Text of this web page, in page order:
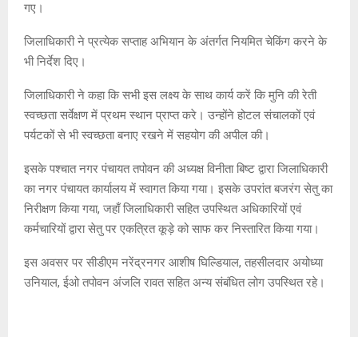
गए।
जिलाधिकारी ने प्रत्येक सप्ताह अभियान के अंतर्गत नियमित चेकिंग करने के
भी निर्देश दिए।
जिलाधिकारी ने कहा कि सभी इस लक्ष्य के साथ कार्य करें कि मुनि की रेती
स्वच्छता सर्वेक्षण में प्रथम स्थान प्राप्त करे। उन्होंने होटल संचालकों एवं
पर्यटकों से भी स्वच्छता बनाए रखने में सहयोग की अपील की।
इसके पश्चात नगर पंचायत तपोवन की अध्यक्ष विनीता बिष्ट द्वारा जिलाधिकारी
का नगर पंचायत कार्यालय में स्वागत किया गया। इसके उपरांत बजरंग सेतु का
निरीक्षण किया गया, जहाँ जिलाधिकारी सहित उपस्थित अधिकारियों एवं
कर्मचारियों द्वारा सेतु पर एकत्रित कूड़े को साफ कर निस्तारित किया गया।
इस अवसर पर सीडीएम नरेंद्रनगर आशीष घिल्डियाल, तहसीलदार अयोध्या
उनियाल, ईओ तपोवन अंजलि रावत सहित अन्य संबंधित लोग उपस्थित रहे।